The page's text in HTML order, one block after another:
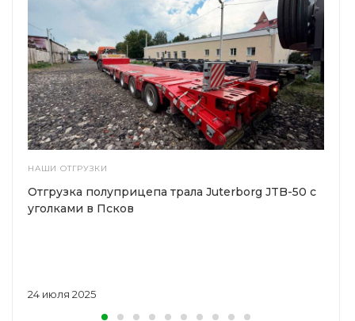
НАШИ ОТГРУЗКИ
24 июля 2025
Отгрузка полуприцепа трала Juterborg JTB-50 с
уголками в Псков